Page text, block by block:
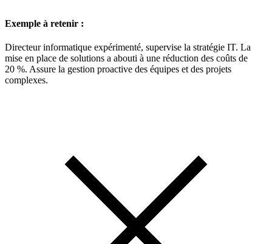
Exemple à retenir :
Directeur informatique expérimenté, supervise la stratégie IT. La
mise en place de solutions a abouti à une réduction des coûts de
20 %. Assure la gestion proactive des équipes et des projets
complexes.